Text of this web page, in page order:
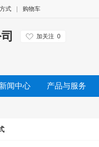
式 购物车
加关注 0
新闻中心 产品与服务